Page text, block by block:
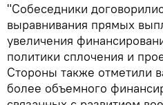
"Собеседники
выравнивания прямых
увеличения
политики сплочения и
Стороны также отметили
более объемного